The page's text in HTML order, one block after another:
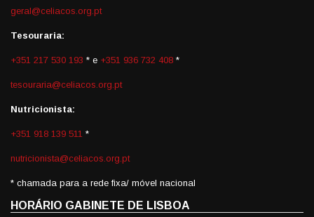
geral@celiacos.org.pt
Tesouraria:
+351 217 530 193 * e +351 936 732 408 *
tesouraria@celiacos.org.pt
Nutricionista:
+351 918 139 511 *
nutricionista@celiacos.org.pt
* chamada para a rede fixa/ móvel nacional
HORÁRIO GABINETE DE LISBOA